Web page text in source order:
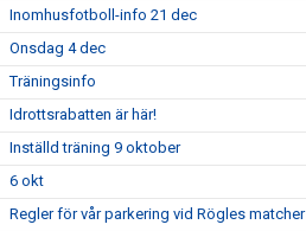
Inomhusfotboll-info 21 dec
Onsdag 4 dec
Träningsinfo
Idrottsrabatten är här!
Inställd träning 9 oktober
6 okt
Regler för vår parkering vid Rögles matcher